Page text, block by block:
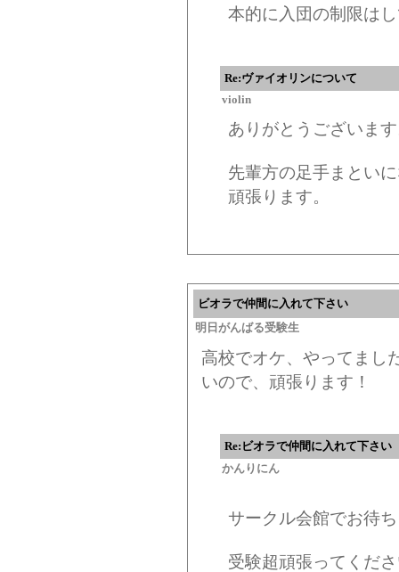
本的に入団の制限は
Re:ヴァイオリンについて
violin
ありがとうございま
先輩方の足手まとい
頑張ります。
ビオラで仲間に入れて下さい
明日がんばる受験生
高校でオケ、やってまし
いので、頑張ります！
Re:ビオラで仲間に入れて下さい
かんりにん
サークル会館でお待
受験超頑張ってくだ